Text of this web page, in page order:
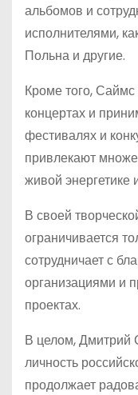
альбомов и
исполнителями,
Польна и другие.
Кроме того,
концертах и
фестивалях и
привлекают
живой
В своей
ограничивается
сотрудничает с
организациями и
проектах.
В целом, Дмитрий
личность
продолжает